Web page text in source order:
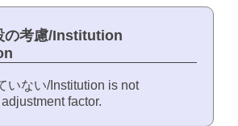
の考慮/Institution
いない/Institution is not
factor.